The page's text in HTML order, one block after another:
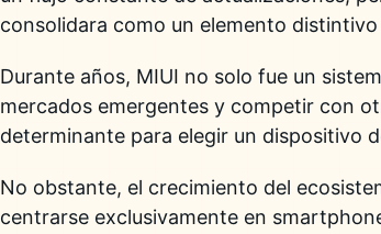
consolidara como un elemento
Durante años, MIUI no solo fue un
mercados emergentes y competir con
determinante para elegir un dispositivo
No obstante, el crecimiento del
centrarse exclusivamente en